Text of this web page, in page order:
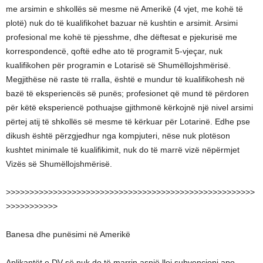
me arsimin e shkollës së mesme në Amerikë (4 vjet, me kohë të
plotë) nuk do të kualifikohet bazuar në kushtin e arsimit. Arsimi
profesional me kohë të pjesshme, dhe dëftesat e pjekurisë me
korrespondencë, qoftë edhe ato të programit 5-vjeçar, nuk
kualifikohen për programin e Lotarisë së Shumëllojshmërisë.
Megjithëse në raste të rralla, është e mundur të kualifikohesh në
bazë të eksperiencës së punës; profesionet që mund të përdoren
për këtë eksperiencë pothuajse gjithmonë kërkojnë një nivel arsimi
përtej atij të shkollës së mesme të kërkuar për Lotarinë. Edhe pse
dikush është përzgjedhur nga kompjuteri, nëse nuk plotëson
kushtet minimale të kualifikimit, nuk do të marrë vizë nëpërmjet
Vizës së Shumëllojshmërisë.
>>>>>>>>>>>>>>>>>>>>>>>>>>>>>>>>>>>>>>>>>>>>>>>>>>>>>
>>>>>>>>>>>
Banesa dhe punësimi në Amerikë